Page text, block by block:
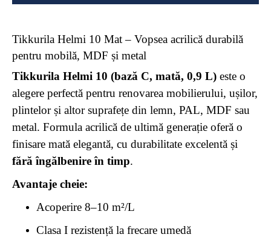
Tikkurila Helmi 10 Mat – Vopsea acrilică durabilă
pentru mobilă, MDF și metal
Tikkurila Helmi 10 (bază C, mată, 0,9 L) este o
alegere perfectă pentru renovarea mobilierului, ușilor,
plintelor și altor suprafețe din lemn, PAL, MDF sau
metal. Formula acrilică de ultimă generație oferă o
finisare mată elegantă, cu durabilitate excelentă și
fără îngălbenire în timp.
Avantaje cheie:
Acoperire 8–10 m²/L
Clasa I rezistență la frecare umedă